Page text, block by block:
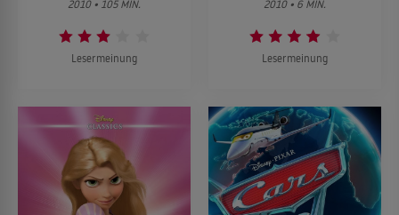
2010 • 105 MIN.
Lesermeinung
2010 • 6 MIN.
Lesermeinung